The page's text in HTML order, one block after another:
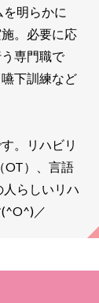
明らかに
。必要に応
専門職で
下訓練など
。リハビリ
OT）、言語
らしいリハ
／